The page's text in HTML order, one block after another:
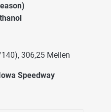
306,25 Meilen
Speedway